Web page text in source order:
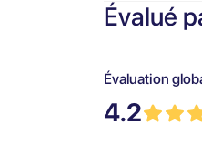
Évalué
Évaluation
4.2